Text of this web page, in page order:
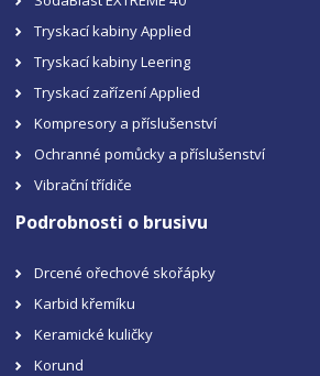
Tryskací kabiny Applied
Tryskací kabiny Leering
Tryskací zařízení Applied
Kompresory a příslušenství
Ochranné pomůcky a příslušenství
Vibrační třídiče
Podrobnosti o brusivu
Drcené ořechové skořápky
Karbid křemíku
Keramické kuličky
Korund